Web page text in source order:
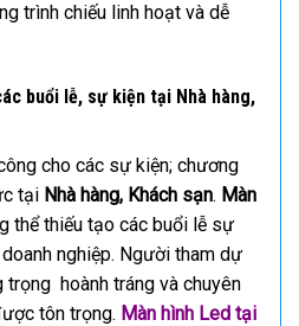
trình chiếu linh hoạt và dễ
buổi lễ, sự kiện tại Nhà hàng,
cho các sự kiện; chương
tại Nhà hàng, Khách sạn. Màn
thể thiếu tạo các buổi lễ sự
nghiệp. Người tham dự
trọng hoành tráng và chuyên
tôn trọng. Màn hình Led tại